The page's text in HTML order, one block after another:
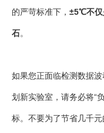
的严苛标准下， ±5℃不仅
石。
如果您正面临检测数据
划新实验室，请务必将“
标。不要为了节省几千元